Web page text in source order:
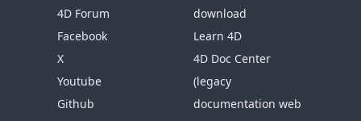
4D Forum
Facebook
X
Youtube
Github
download
Learn 4D
4D Doc Center
(legacy
documentation web